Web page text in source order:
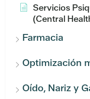
Servicios
(Central
Farmacia
Optimización
Oído, Nariz y